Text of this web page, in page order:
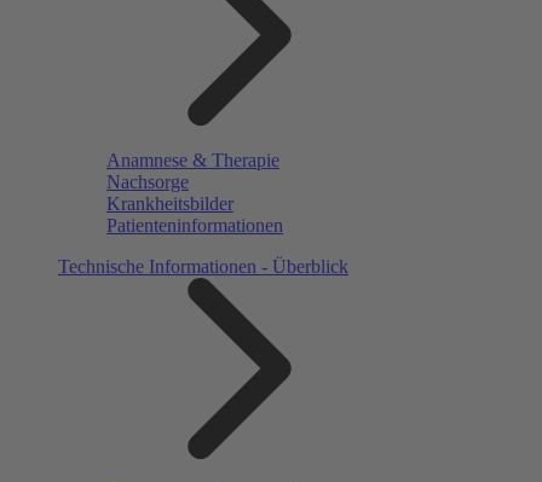
Anamnese & Therapie
Nachsorge
Krankheitsbilder
Patienteninformationen
Technische Informationen - Überblick